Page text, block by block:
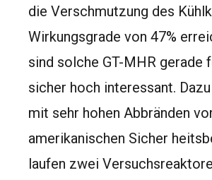
die Verschmutzung des
Wirkungsgrade von 47%
sind solche GT-MHR gerade
sicher hoch interessant.
mit sehr hohen Abbränden
amerikanischen Sicher
laufen zwei